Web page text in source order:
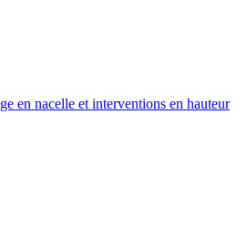
en nacelle et interventions en hauteur